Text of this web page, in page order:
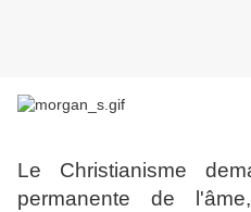
Le Christianisme
permanente de